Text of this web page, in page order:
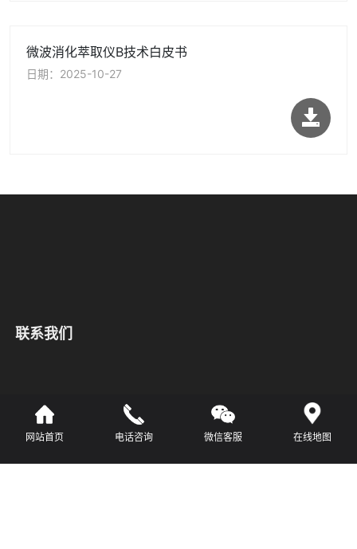
微波消化萃取仪B技术白皮书
日期：2025-10-27
网站首页 电话咨询 微信客服 在线地图
联系我们
产品咨询热线
13121832681